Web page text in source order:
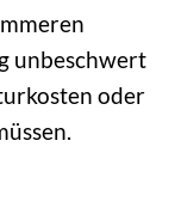
unbeschwert
oder